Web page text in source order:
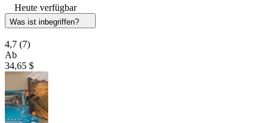
Heute verfügbar
Was ist inbegriffen?
4,7 (7)
Ab
34,65 $